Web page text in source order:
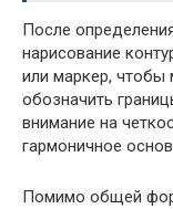
После
нарисование
или маркер, чтобы
обозначить
внимание на
гармоничное
Помимо общей